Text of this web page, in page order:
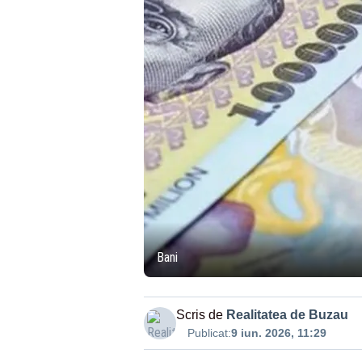
Bani
Scris de Realitatea de Buzau
Publicat:9 iun. 2026, 11:29